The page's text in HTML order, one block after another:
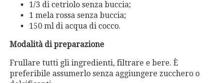
1/3 di cetriolo senza buccia;
1 mela rossa senza buccia;
150 ml di acqua di cocco.
Modalità di preparazione
Frullare tutti gli ingredienti, filtrare e bere. È
preferibile assumerlo senza aggiungere zucchero o